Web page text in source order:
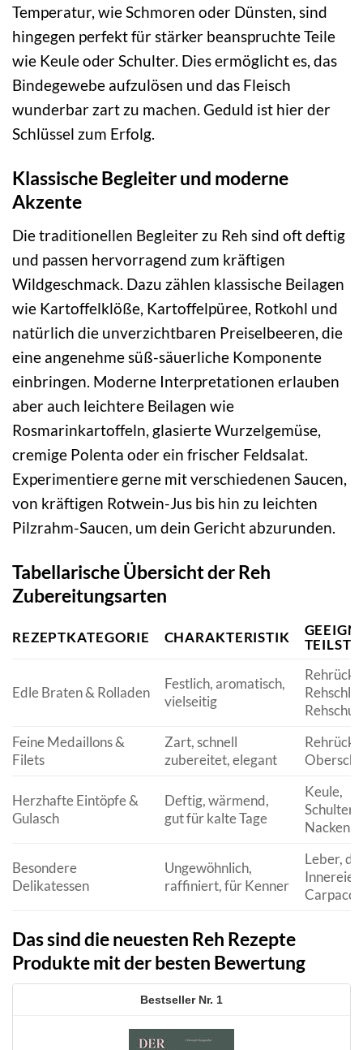
Temperatur, wie Schmoren oder Dünsten, sind
hingegen perfekt für stärker beanspruchte Teile
wie Keule oder Schulter. Dies ermöglicht es, das
Bindegewebe aufzulösen und das Fleisch
wunderbar zart zu machen. Geduld ist hier der
Schlüssel zum Erfolg.
Klassische Begleiter und moderne
Akzente
Die traditionellen Begleiter zu Reh sind oft deftig
und passen hervorragend zum kräftigen
Wildgeschmack. Dazu zählen klassische Beilagen
wie Kartoffelklöße, Kartoffelpüree, Rotkohl und
natürlich die unverzichtbaren Preiselbeeren, die
eine angenehme süß-säuerliche Komponente
einbringen. Moderne Interpretationen erlauben
aber auch leichtere Beilagen wie
Rosmarinkartoffeln, glasierte Wurzelgemüse,
cremige Polenta oder ein frischer Feldsalat.
Experimentiere gerne mit verschiedenen Saucen,
von kräftigen Rotwein-Jus bis hin zu leichten
Pilzrahm-Saucen, um dein Gericht abzurunden.
Tabellarische Übersicht der Reh
Zubereitungsarten
REZEPTKATEGORIE CHARAKTERISTIK
Edle Braten & Rolladen
Festlich, aromatisch,
vielseitig
Feine Medaillons &
Filets
Zart, schnell
zubereitet, elegant
Herzhafte Eintöpfe &
Gulasch
Deftig, wärmend,
gut für kalte Tage
Keule,
Schulter,
Nacken
Besondere
Delikatessen
Ungewöhnlich,
raffiniert, für Kenner
Leber,
Das sind die neuesten Reh Rezepte
Produkte mit der besten Bewertung
1